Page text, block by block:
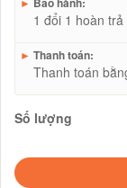
1 đổi 1 hoàn
► Thanh toán:
Thanh toán
Số lượng